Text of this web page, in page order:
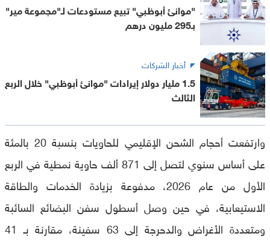
"موانئ أبوظبي" تبيع مستودعات لـ"مجموعة مير"
بـ295 مليون درهم
أخبار الشركات
1.5 مليار دولار إيرادات "موانئ أبوظبي" خلال الربع
الثالث
وارتفعت أحجام الشحن الإقليمي للحاويات بنسبة 20 بالمئة
على أساس سنوي لتصل إلى 871 ألف حاوية نمطية في الربع
الأول من عام 2026، مدفوعة بزيادة الخدمات والطاقة
الاستيعابية، في حين وصل أسطول سفن البضائع السائبة
ومتعددة الأغراض والدحرجة إلى 63 سفينة، مقارنة بـ 41